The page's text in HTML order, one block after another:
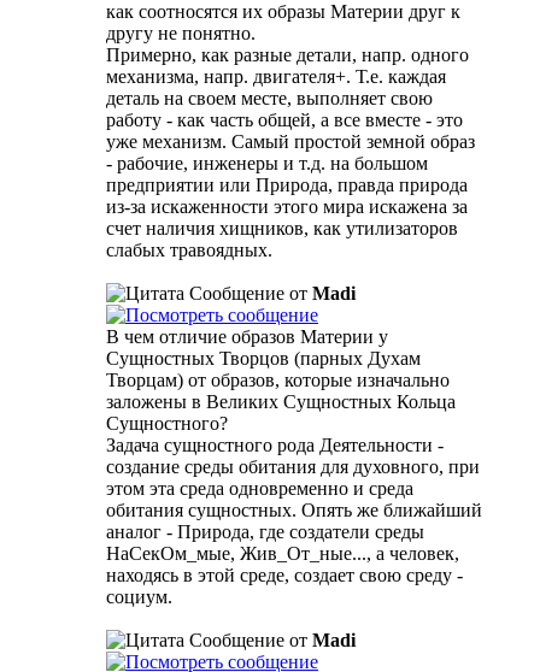
как соотносятся их образы Материи друг к
другу не понятно.
Примерно, как разные детали, напр. одного
механизма, напр. двигателя+. Т.е. каждая
деталь на своем месте, выполняет свою
работу - как часть общей, а все вместе - это
уже механизм. Самый простой земной образ
- рабочие, инженеры и т.д. на большом
предприятии или Природа, правда природа
из-за искаженности этого мира искажена за
счет наличия хищников, как утилизаторов
слабых травоядных.
Сообщение от Madi
В чем отличие образов Материи у
Сущностных Творцов (парных Духам
Творцам) от образов, которые изначально
заложены в Великих Сущностных Кольца
Сущностного?
Задача сущностного рода Деятельности -
создание среды обитания для духовного, при
этом эта среда одновременно и среда
обитания сущностных. Опять же ближайший
аналог - Природа, где создатели среды
НаСекОм_мые, Жив_От_ные..., а человек,
находясь в этой среде, создает свою среду -
социум.
Сообщение от Madi